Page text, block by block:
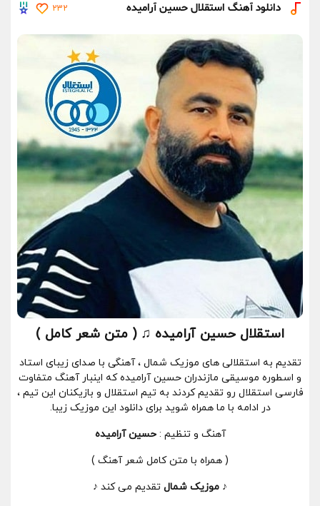
دانلود آهنگ استقلال حسین آرامیده 232
استقلال حسین آرامیده ♫ ( متن شعر کامل )
تقدیم به استقلالی های موزیک شمال ، آهنگی با صدای زیبای استاد
و اسطوره موسیقی مازندران حسین آرامیده که اینبار آهنگ متفاوت
فارسی استقلال رو تقدیم کردند به تیم استقلال و بازیکنان این تیم ،
در ادامه با ما همراه شوید برای دانلود این موزیک زیبا.
آهنگ و تنظیم :حسین آرامیده
( همراه با متن کامل شعر آهنگ )
♪ موزیک شمال تقدیم می کند ♪